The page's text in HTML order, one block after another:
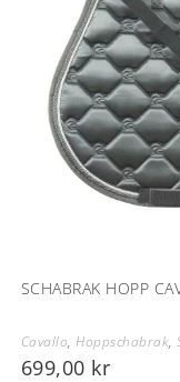
SCHABRAK HOPP
Cavallo,Hoppschabrak,
699,00 kr